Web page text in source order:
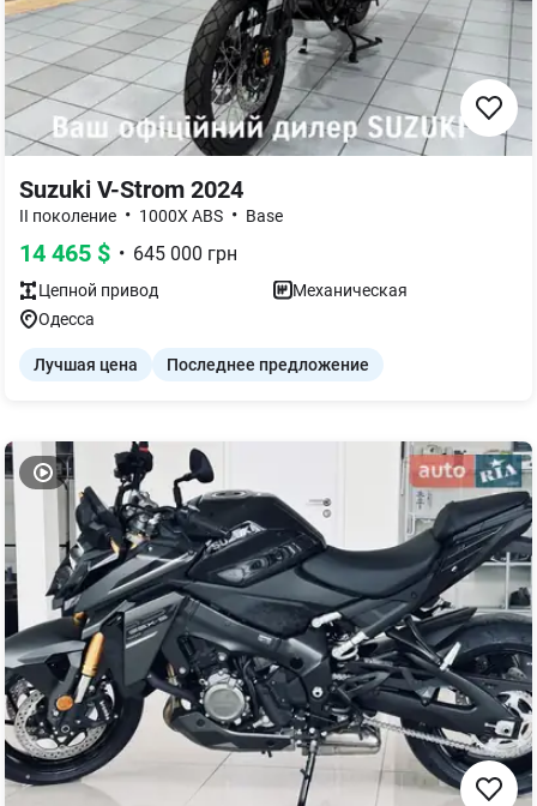
Suzuki V-Strom 2024
II поколение • 1000X ABS • Base
14 465 $ • 645 000 грн
Цепной привод
Механическая
Одесса
Лучшая цена Последнее предложение